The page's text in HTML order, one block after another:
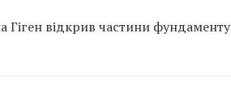
Гіген відкрив частини фундаменту